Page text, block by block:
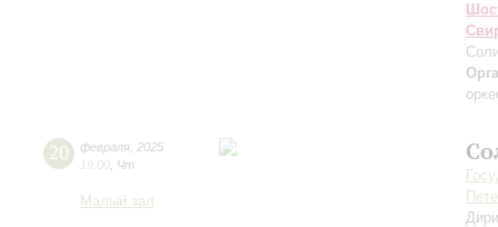
20 февраля 2025
19:00 Чт
Малый зал